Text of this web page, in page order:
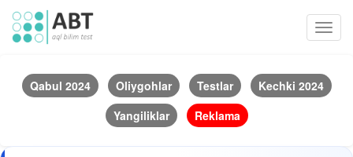
Qabul 2024 Oliygohlar Testlar
Kechki 2024
Yangiliklar
Reklama